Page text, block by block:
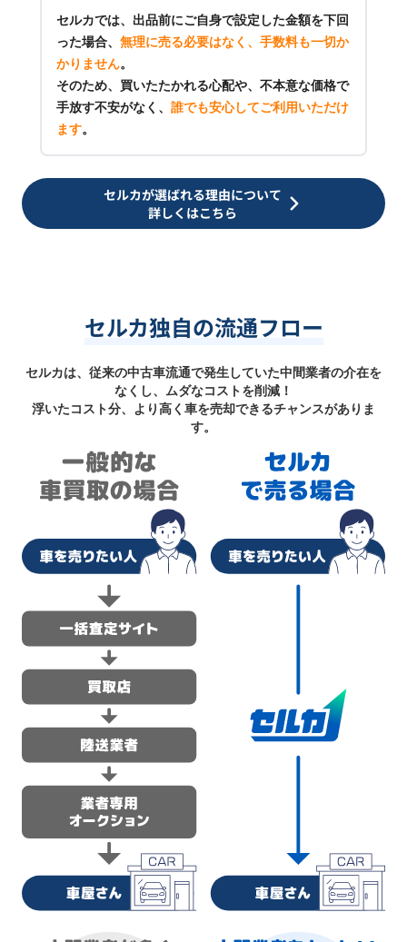
セルカでは、出品前にご自身で設定した金額を下回
った場合、 無理に売る必要はなく、手数料も一切か
かりません。
そのため、買いたたかれる心配や、不本意な価格で
手放す不安がなく、 誰でも安心してご利用いただけ
ます。
セルカが選ばれる理由について
詳しくはこちら
セルカ独自の流通フロー
セルカは、従来の中古車流通で発生していた中間業者の介在を
なくし、ムダなコストを削減！
浮いたコスト分、より高く車を売却できるチャンスがありま
す。